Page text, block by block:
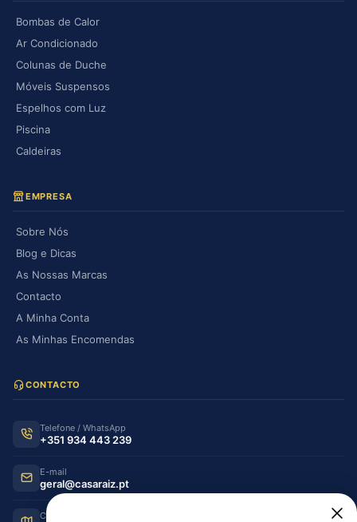
Bombas de Calor
Ar Condicionado
Colunas de Duche
Móveis Suspensos
Espelhos com Luz
Piscina
Caldeiras
EMPRESA
Sobre Nós
Blog e Dicas
As Nossas Marcas
Contacto
A Minha Conta
As Minhas Encomendas
CONTACTO
Telefone / WhatsApp
+351 934 443 239
E-mail
geral@casaraiz.pt
Como chegar